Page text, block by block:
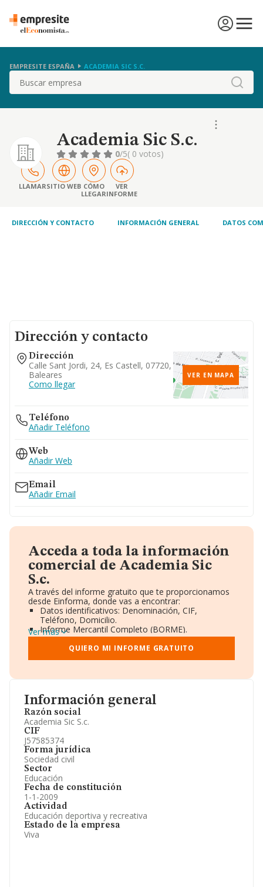
EMPRESITE ESPAÑA ACADEMIA SIC S.C.
Buscar
Academia Sic S.c.
0/5( 0 votos)
LLAMARSITIO WEB CÓMO
LLEGAR
VER
INFORME
DIRECCIÓN Y CONTACTO INFORMACIÓN GENERAL DATOS
Información general
Razón social
Academia Sic S.c.
CIF
J57585374
Forma jurídica
Sociedad civil
Sector
Educación
Fecha de constitución
1-1-2009
Actividad
Educación deportiva y recreativa
Estado de la empresa
Viva
Dirección y contacto
Dirección
Calle Sant Jordi, 24, Es Castell, 07720,
Baleares
Como llegar
VER EN MAPA
Teléfono
Añadir Teléfono
Web
Añadir Web
Email
Añadir Email
Acceda a toda la información
comercial de Academia Sic
S.c.
A través del informe gratuito que te proporcionamos
desde Einforma, donde vas a encontrar:
Datos identificativos: Denominación, CIF,
Teléfono, Domicilio.
Informe Mercantil Completo (BORME).
Gráficos de Evolución Ventas y Empleados.
Consejo de Administración y Administradores.
Directivos y Ejecutivos.
Información oficial y registral complementaria.
Ver más
QUIERO MI INFORME GRATUITO